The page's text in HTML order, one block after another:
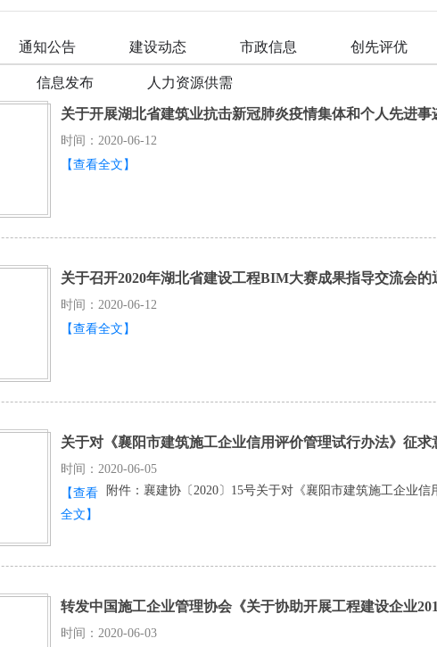
通知公告 建设动态 市政信息 创先评优
信息发布 人力资源供需
关于开展湖北省建筑业抗击新冠肺炎疫情集体和个人先进
时间：2020-06-12
【查看全文】
关于召开2020年湖北省建设工程BIM大赛成果指导交流会的
时间：2020-06-12
【查看全文】
关于对《襄阳市建筑施工企业信用评价管理试行办法》征求
时间：2020-06-05
附件：襄建协〔2020〕15号关于对《襄阳市建筑施工企业
【查看
全文】
转发中国施工企业管理协会《关于协助开展工程建设企业
时间：2020-06-03